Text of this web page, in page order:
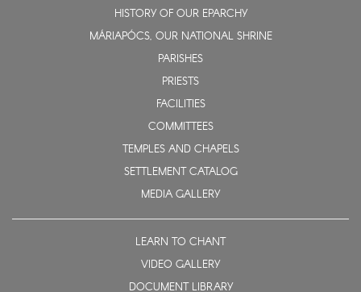
HISTORY OF OUR EPARCHY
MÁRIAPÓCS, OUR NATIONAL SHRINE
PARISHES
PRIESTS
FACILITIES
COMMITTEES
TEMPLES AND CHAPELS
SETTLEMENT CATALOG
MEDIA GALLERY
LEARN TO CHANT
VIDEO GALLERY
DOCUMENT LIBRARY